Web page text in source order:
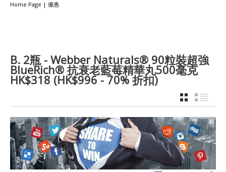
Home Page | 優惠
B. 2瓶 - Webber Naturals® 90粒裝超強
BlueRich® 抗衰老藍莓精華丸500毫克
HK$318 (HK$996 - 70% 折扣)
GRID